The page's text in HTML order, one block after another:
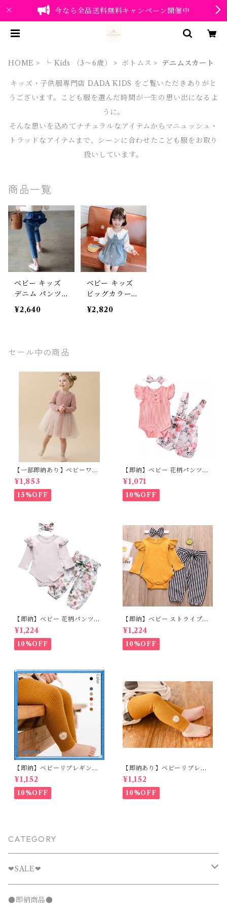
今なら全品送料無料キャンペーン開催中
HOME └ Kids （3～6歳） ボトムス デニムスカート
キッズ・子供服専門店 DADA KIDS をご覧いただきありがと
うございます。こども服を選んだ時間が一生の思い出になるよ
うに。
そんな思いを込めてナチュラルなアイテムからマニュッシュ・
トラッドなアイテムまで、シーンに合わせたこども服をお取り
扱いしています。
商品一覧
ベビー キッズ
デニム パンツ
ジーンズ スカ
ート フリル ウ
女の子 フェミ
ニン ナチュラ
トブルー 90-15
¥2,640
ベビー キッズ
ビッグカラーブ
ラウス デニム
ワンピース 2点
ー ナチュラル
フェミニン 90c
m 100cm 110c
m 120cm 130c
¥2,820
セール中の商品
【一部即納あり】ベビーワン
ピース 星柄ラメ チュール ベビ
ー服 写真撮影 子供服 フリル
チュール 女の子 秋冬 春服 セ
レモニードレス 新生児 お宮参
0 80 90 100 110cm
¥1,853
15%OFF
【即納】ベビー 花柄パンツ&
フリルロンパースset＋ヘッド
バンド 3点セット☆女の子 フ
ェミニン 90㎝
¥1,071
10%OFF
【即納】ベビー 花柄パンツ&
ロンパースset＋ヘッドバンド
3点セット☆女の子 フェミニン
80cm
¥1,224
10%OFF
【即納】ベビー ストライプパ
ンツ&フリルロンパースset＋
ヘッドバンド 3点セット☆女の
子 マニッシュ 80㎝
¥1,224
10%OFF
【即納】ベビーリブレギンス
キッズレギンス リブレギンス
花柄 フラワー刺繍 ナチュラル
90~102cm
¥1,152
10%OFF
【即納あり】ベビーリブレギ
ンス キッズレギンス リブレギ
ンス 花柄 フラワー刺繍 ナチュ
ラル 65~80cm
¥1,152
10%OFF
CATEGORY
❤︎SALE❤︎
キッズTシャツセール
●即納商品●